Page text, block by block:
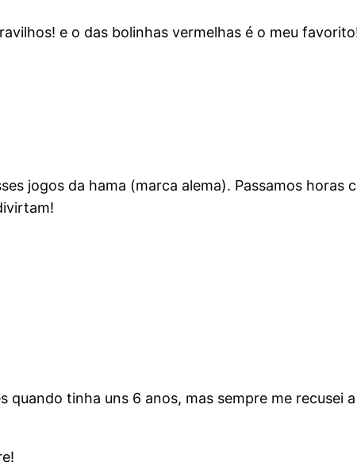
e o das bolinhas vermelhas é o meu
jogos da hama (marca alema). Passamos
quando tinha uns 6 anos, mas sempre me recusei